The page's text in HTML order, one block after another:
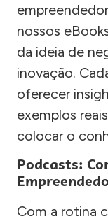
nossos
da ideia de
inovação.
oferecer
exemplos
colocar o
Podcasts:
Com a rotina